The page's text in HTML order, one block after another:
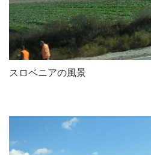
スロベニアの風景